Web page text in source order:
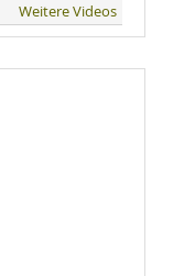
Weitere Videos